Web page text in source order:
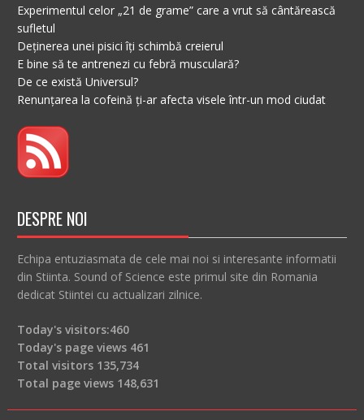
Experimentul celor „21 de grame” care a vrut să cântărească
sufletul
Deținerea unei pisici îți schimbă creierul
E bine să te antrenezi cu febră musculară?
De ce există Universul?
Renunțarea la cofeină ți-ar afecta visele într-un mod ciudat
DESPRE NOI
Echipa entuziasmata de cele mai noi si interesante informatii
din Stiinta. Sound of Science este primul site din Romania
dedicat Stiintei cu actualizari zilnice.
Today's visitors:460
Today's page views 461
Total visitors 135,734
Total page views 148,631